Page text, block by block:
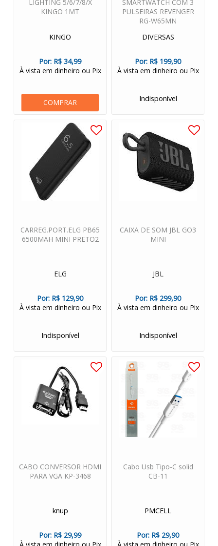
LIGHTING 5/6/7/8/X
KINGO 1MT
KINGO
Por: R$ 34,99
À vista em dinheiro ou Pix
COMPRAR
SMARTWATCH COM 3
PULSEIRAS REVENGER
RG-W65MN
DIVERSAS
Por: R$ 199,90
À vista em dinheiro ou Pix
Indisponível
CARREG.PORT.ELG PB65
6500MAH MINI PRETO2
ELG
Por: R$ 129,90
À vista em dinheiro ou Pix
Indisponível
CAIXA DE SOM JBL GO3
MINI
JBL
Por: R$ 299,90
À vista em dinheiro ou Pix
Indisponível
CABO CONVERSOR HDMI
PARA VGA KP-3468
knup
Por: R$ 29,99
Cabo Usb Tipo-C solid
CB-11
PMCELL
Por: R$ 29,90